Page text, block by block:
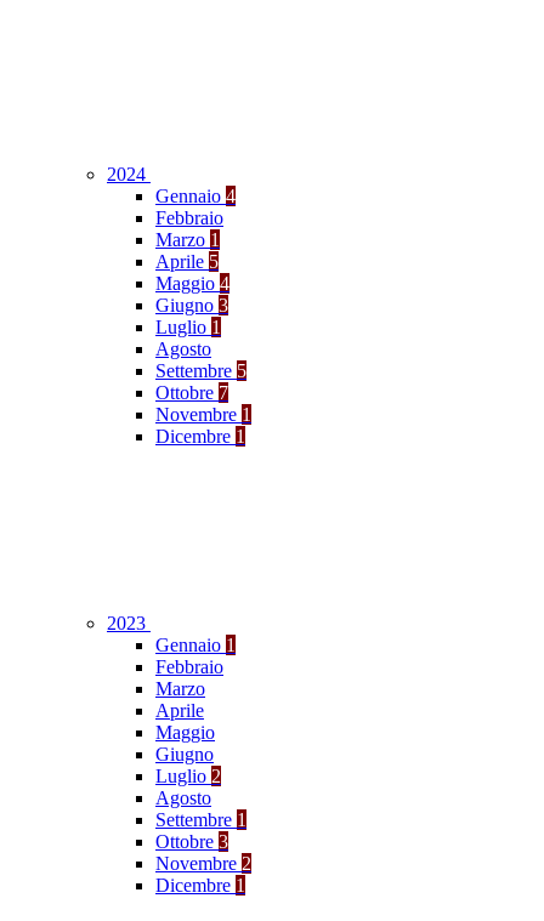
2024
Gennaio 4
Febbraio
Marzo 1
Aprile 5
Maggio 4
Giugno 3
Luglio 1
Agosto
Settembre 5
Ottobre 7
Novembre 1
Dicembre 1
2023
Gennaio 1
Febbraio
Marzo
Aprile
Maggio
Giugno
Luglio 2
Agosto
Settembre 1
Ottobre 3
Novembre 2
Dicembre 1